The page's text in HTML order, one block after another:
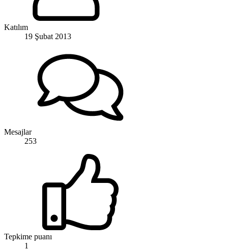
Katılım
19 Şubat 2013
Mesajlar
253
Tepkime puanı
1